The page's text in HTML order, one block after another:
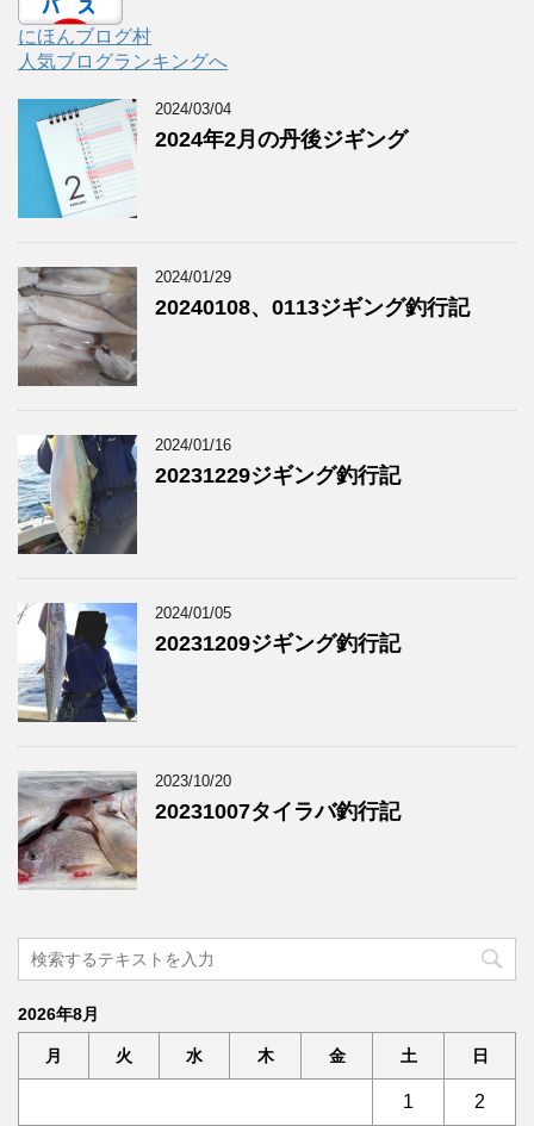
にほんブログ村
人気ブログランキングへ
2024/03/04
2024年2月の丹後ジギング
2024/01/29
20240108、0113ジギング釣行記
2024/01/16
20231229ジギング釣行記
2024/01/05
20231209ジギング釣行記
2023/10/20
20231007タイラバ釣行記
2026年8月
月 火 水 木 金 土 日
1 2